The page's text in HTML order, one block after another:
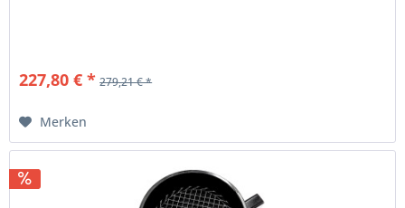
227,80 € * 279,21 € *
Merken